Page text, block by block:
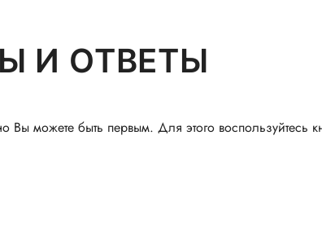
И ОТВЕТЫ
Вы можете быть первым. Для этого воспользуйтесь